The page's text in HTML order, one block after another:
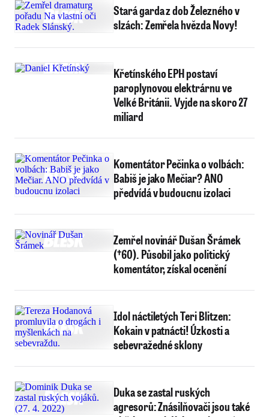
Stará garda z dob Železného v
slzách: Zemřela hvězda Novy!
Křetínského EPH postaví
paroplynovou elektrárnu ve
Velké Británii. Vyjde na skoro 27
miliard
Komentátor Pečinka o volbách:
Babiš je jako Mečiar? ANO
předvídá v budoucnu izolaci
Zemřel novinář Dušan Šrámek
(†60). Působil jako politický
komentátor, získal ocenění
Idol náctiletých Teri Blitzen:
Kokain v patnácti! Úzkosti a
sebevražedné sklony
Duka se zastal ruských
agresorů: Znásilňovači jsou také